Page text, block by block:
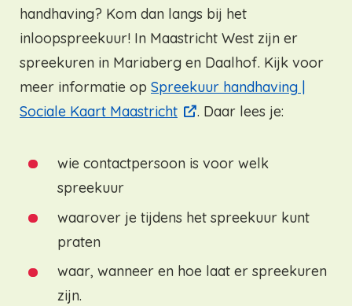
handhaving? Kom dan langs bij het
inloopspreekuur! In Maastricht West zijn er
spreekuren in Mariaberg en Daalhof. Kijk voor
meer informatie op Spreekuur handhaving |
Sociale Kaart Maastricht
. Daar lees je:
wie contactpersoon is voor welk
spreekuur
waarover je tijdens het spreekuur kunt
praten
waar, wanneer en hoe laat er spreekuren
zijn.